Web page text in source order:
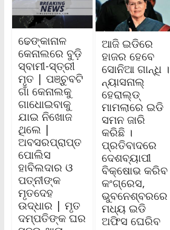
ଢେଙ୍କାନାଳ
କେନାଲରେ ବୁଡ଼ି
ସ୍ବାମୀ-ସ୍ତ୍ରୀ
ମୃତ | ପଞ୍ଚୁବଟି
ଗାଁ କେନାଲକୁ
ଗାଧୋଇବାକୁ
ଯାଇ ନିଖୋଜ
ଥିଲେ |
ଅବସରପ୍ରାପ୍ତ
ପୋଲିସ
ହାବିଲଦାର ଓ
ପତ୍ନୀଙ୍କ
ମୃତଦେହ
ଉଦ୍ଧାର | ମୃତ
ଦମ୍ପତିଙ୍କ ଘର
ଆଜି ଇଡିରେ
ହାଜର ହେବେ
ସୋନିଆ ଗାନ୍ଧି ।
ନ୍ୟାସନାଲ୍
ହେରାଲ୍‌ଡ୍
ମାମଲାରେ ଇଡି
ସମନ ଜାରି
କରିଛି ।
ପ୍ରତିବାଦରେ
ଦେଶବ୍ୟାପୀ
ବିକ୍ଷୋଭ କରିବ
କଂଗ୍ରେସ,
ଭୁବନେଶ୍ବରରେ
ମଧ୍ୟ ଇଡି
ଅଫିସ ଘେରିବ